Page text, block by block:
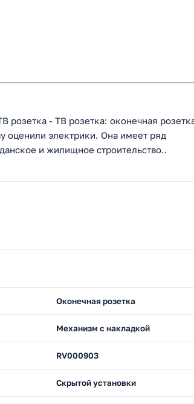
розетка - ТВ розетка: оконечная
оценили электрики. Она имеет ряд
и жилищное строительство..
Оконечная розетка
Механизм с накладкой
RV000903
Скрытой установки